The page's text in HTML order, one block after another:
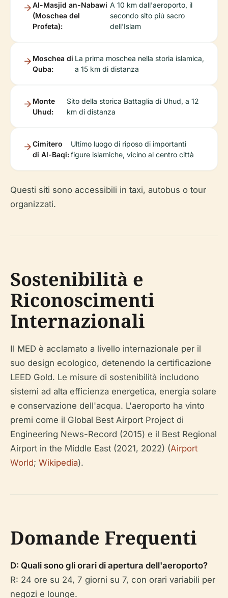
Al-Masjid an-Nabawi
(Moschea del
Profeta):
A 10 km dall'aeroporto, il
secondo sito più sacro
dell'Islam
Moschea di
Quba:
La prima moschea nella storia islamica,
a 15 km di distanza
Monte
Uhud:
Sito della storica Battaglia di Uhud, a 12
km di distanza
Cimitero
di Al-Baqi:
Ultimo luogo di riposo di importanti
figure islamiche, vicino al centro città
Questi siti sono accessibili in taxi, autobus o tour
organizzati.
Sostenibilità e
Riconoscimenti
Internazionali
Il MED è acclamato a livello internazionale per il
suo design ecologico, detenendo la certificazione
LEED Gold. Le misure di sostenibilità includono
sistemi ad alta efficienza energetica, energia solare
e conservazione dell'acqua. L'aeroporto ha vinto
premi come il Global Best Airport Project di
Engineering News-Record (2015) e il Best Regional
Airport in the Middle East (2021, 2022) (Airport
World; Wikipedia).
Domande Frequenti
D: Quali sono gli orari di apertura dell'aeroporto?
R: 24 ore su 24, 7 giorni su 7, con orari variabili per
negozi e lounge.